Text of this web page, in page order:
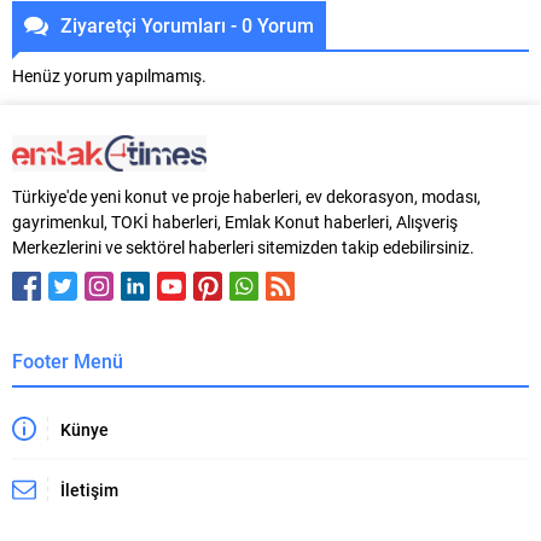
Ziyaretçi Yorumları - 0 Yorum
Henüz yorum yapılmamış.
Türkiye'de yeni konut ve proje haberleri, ev dekorasyon, modası,
gayrimenkul, TOKİ haberleri, Emlak Konut haberleri, Alışveriş
Merkezlerini ve sektörel haberleri sitemizden takip edebilirsiniz.
Footer Menü
Künye
İletişim